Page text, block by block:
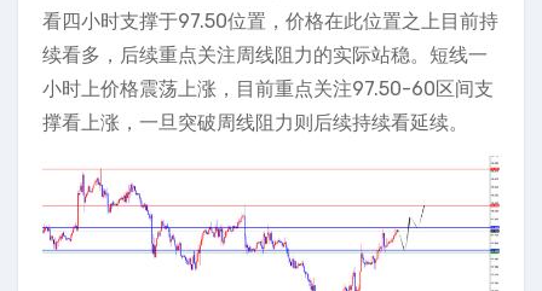
看四小时支撑于97.50位置，价格在此位置之上目前持
续看多，后续重点关注周线阻力的实际站稳。短线一
小时上价格震荡上涨，目前重点关注97.50-60区间支
撑看上涨，一旦突破周线阻力则后续持续看延续。